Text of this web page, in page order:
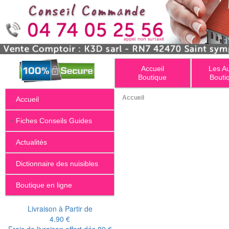
Accueil
Boutique
Les
Accueil
+ Fiches Conseils Guides
Actualités
Dictionnaire des nuisibles
Boutique en ligne
Livraison à Partir de
4.90 €
Accueil